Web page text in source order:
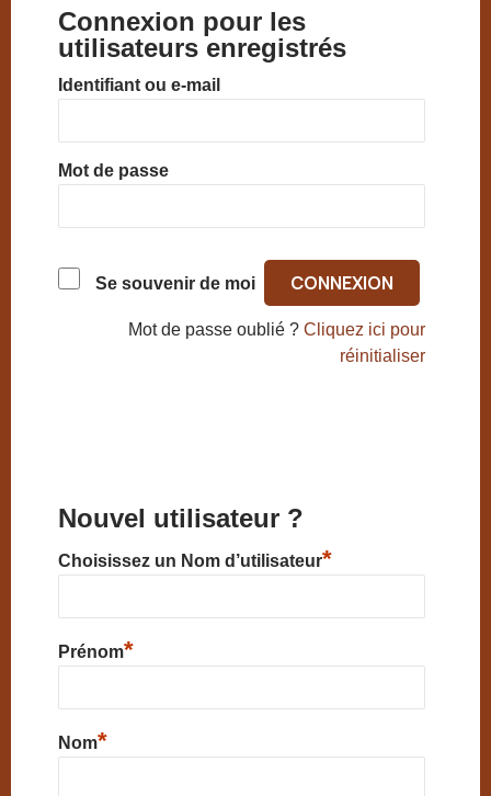
Connexion pour les
utilisateurs enregistrés
Identifiant ou e-mail
Mot de passe
Se souvenir de moi
Mot de passe oublié ?Cliquez ici pour
réinitialiser
Nouvel utilisateur ?
Choisissez un Nom d’utilisateur*
Prénom*
Nom*